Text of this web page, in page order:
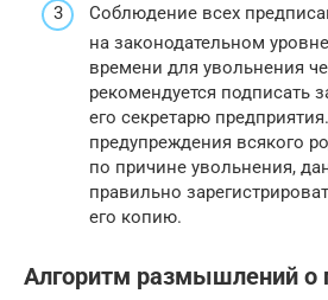
Соблюдение всех
на законодательном
времени для увольнения
рекомендуется подписать
его секретарю
предупреждения всякого
по причине увольнения,
правильно
его копию.
Алгоритм размышлений о